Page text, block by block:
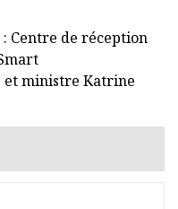
Centre de réception
et ministre Katrine